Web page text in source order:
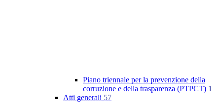
Piano triennale per la prevenzione della
corruzione e della trasparenza (PTPCT) 1
Atti generali 57